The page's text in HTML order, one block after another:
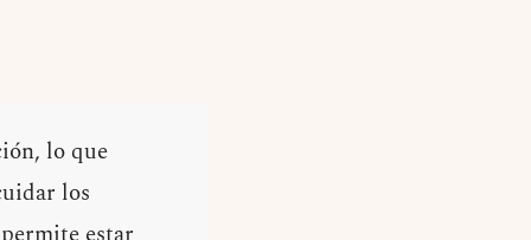
lo que
los